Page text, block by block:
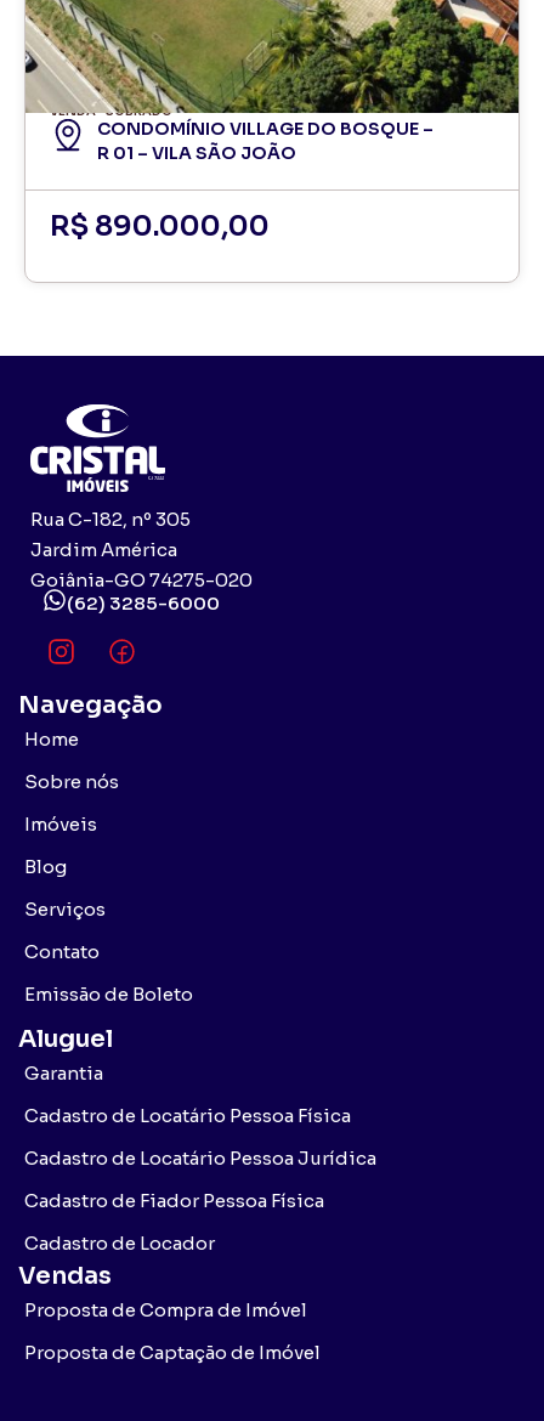
VENDA SOBRADO
CONDOMÍNIO VILLAGE DO BOSQUE –
R 01 – VILA SÃO JOÃO
R$ 890.000,00
Rua C-182, nº 305
Jardim América
Goiânia-GO 74275-020
(62) 3285-6000
Navegação
Home
Sobre nós
Imóveis
Blog
Serviços
Contato
Emissão de Boleto
Aluguel
Garantia
Cadastro de Locatário Pessoa Física
Cadastro de Locatário Pessoa Jurídica
Cadastro de Fiador Pessoa Física
Cadastro de Locador
Vendas
Proposta de Compra de Imóvel
Proposta de Captação de Imóvel